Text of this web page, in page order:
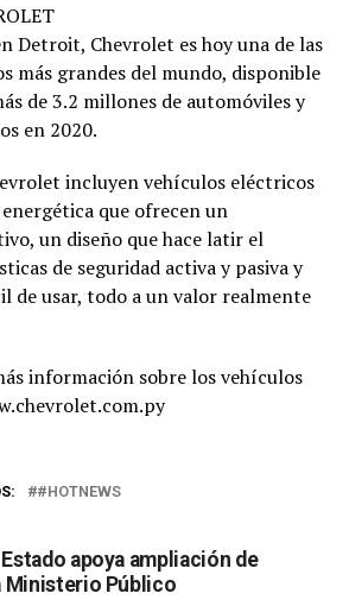
Detroit, Chevrolet es hoy una de las
más grandes del mundo, disponible
de 3.2 millones de automóviles y
en 2020.
incluyen vehículos eléctricos
que ofrecen un
un diseño que hace latir el
de seguridad activa y pasiva y
de usar, todo a un valor realmente
información sobre los vehículos
#HOTNEWS
apoya ampliación de
Ministerio Público